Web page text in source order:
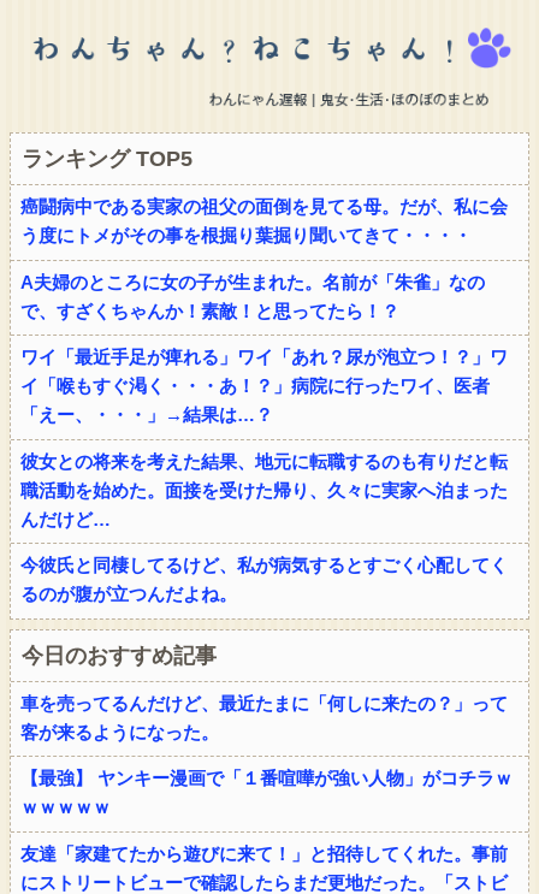
ランキング TOP5
癌闘病中である実家の祖父の面倒を見てる母。だが、私に会
う度にトメがその事を根掘り葉掘り聞いてきて・・・・
A夫婦のところに女の子が生まれた。名前が「朱雀」なの
で、すざくちゃんか！素敵！と思ってたら！？
ワイ「最近手足が痺れる」ワイ「あれ？尿が泡立つ！？」ワ
イ「喉もすぐ渇く・・・あ！？」病院に行ったワイ、医者
「えー、・・・」→結果は…？
彼女との将来を考えた結果、地元に転職するのも有りだと転
職活動を始めた。面接を受けた帰り、久々に実家へ泊まった
んだけど…
今彼氏と同棲してるけど、私が病気するとすごく心配してく
るのが腹が立つんだよね。
今日のおすすめ記事
車を売ってるんだけど、最近たまに「何しに来たの？」って
客が来るようになった。
【最強】 ヤンキー漫画で「１番喧嘩が強い人物」がコチラｗ
ｗｗｗｗｗ
友達「家建てたから遊びに来て！」と招待してくれた。事前
にストリートビューで確認したらまだ更地だった。「ストビ